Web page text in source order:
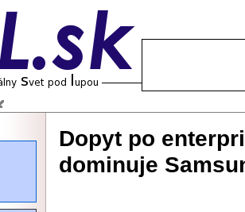
Dopyt po
dominuje